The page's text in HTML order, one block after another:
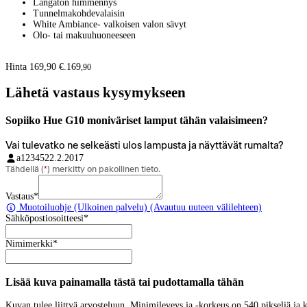
Langaton himmennys
Tunnelmakohdevalaisin
White Ambiance- valkoisen valon sävyt
Olo- tai makuuhuoneeseen
Hinta 169,90 €.169,90
Lähetä vastaus kysymykseen
Sopiiko Hue G10 moniväriset lamput tähän valaisimeen?
Vai tulevatko ne selkeästi ulos lampusta ja näyttävät rumalta?
a1234522.2.2017
Tähdellä (*) merkitty on pakollinen tieto.
Vastaus*
Muotoiluohje (Ulkoinen palvelu) (Avautuu uuteen välilehteen)
Sähköpostiosoitteesi*
Nimimerkki*
Lisää kuva painamalla tästä tai pudottamalla tähän